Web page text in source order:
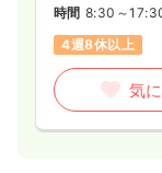
時間 8:30～
4週8休以上
気